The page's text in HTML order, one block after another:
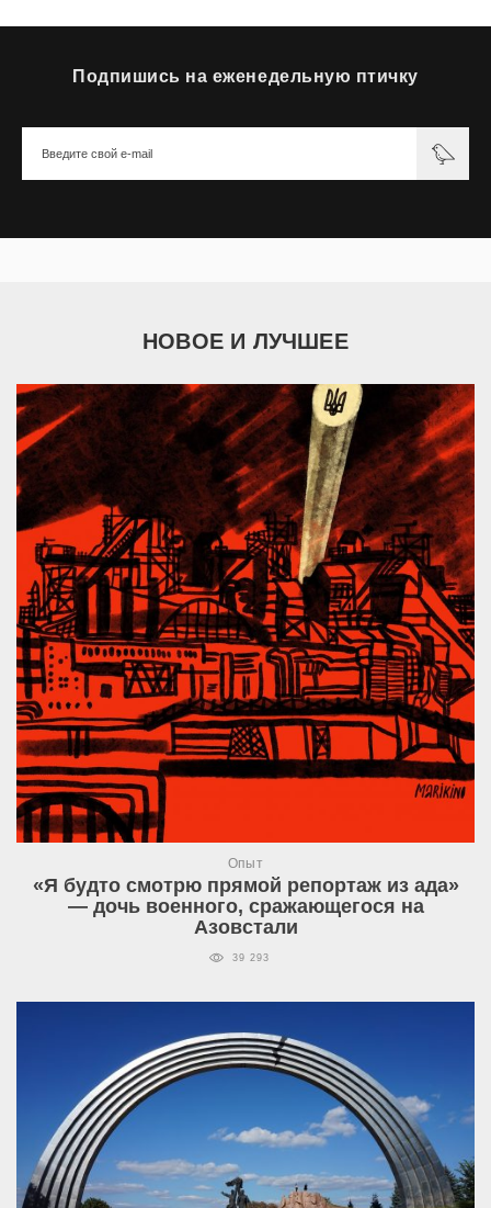
Подпишись на еженедельную птичку
НОВОЕ И ЛУЧШЕЕ
Опыт
«Я будто смотрю прямой репортаж из ада»
— дочь военного, сражающегося на
Азовстали
39 293